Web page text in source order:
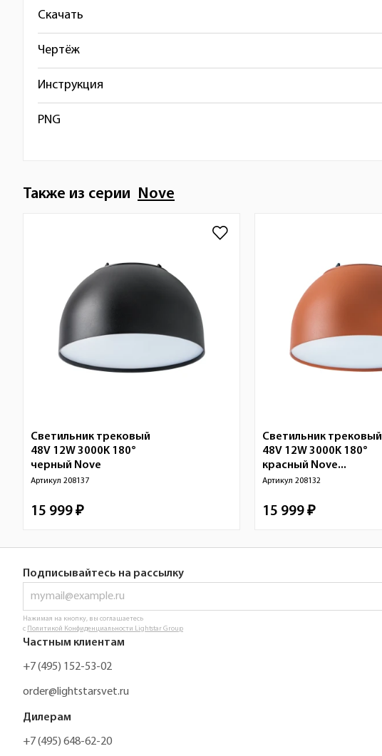
Скачать
Чертёж
Инструкция
PNG
Также из серии Nove
Светильник трековый
48V 12W 3000K 180°
черный Nove
Артикул 208137
15 999 ₽
Светильник трековый
48V 12W 3000K 180°
красный Nove...
Артикул 208132
15 999 ₽
Подписывайтесь на рассылку
Нажимая на кнопку, вы соглашаетесь
с Политикой Конфиденциальности Lightstar Group
Частным клиентам
+7 (495) 152-53-02
order@lightstarsvet.ru
Дилерам
+7 (495) 648-62-20